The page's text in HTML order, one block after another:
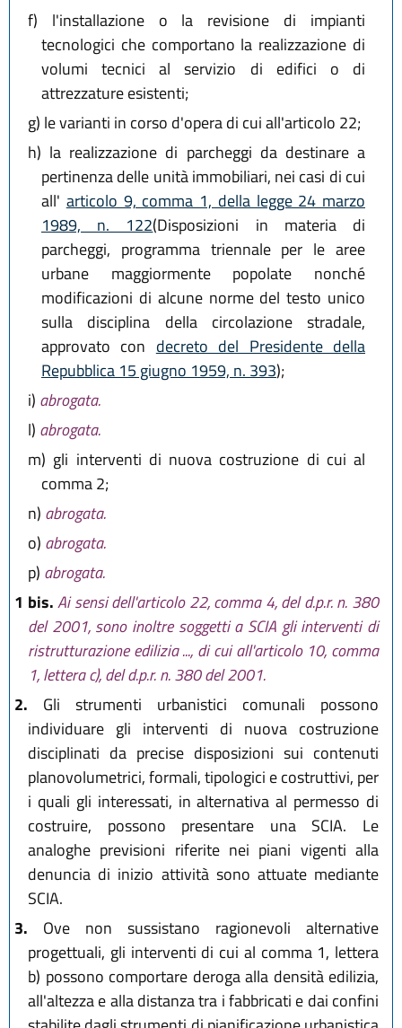
f) l'installazione o la revisione di impianti
tecnologici che comportano la realizzazione di
volumi tecnici al servizio di edifici o di
attrezzature esistenti;
g) le varianti in corso d'opera di cui all'articolo 22;
h) la realizzazione di parcheggi da destinare a
pertinenza delle unità immobiliari, nei casi di cui
all' articolo 9, comma 1, della legge 24 marzo
1989, n. 122(Disposizioni in materia di
parcheggi, programma triennale per le aree
urbane maggiormente popolate nonché
modificazioni di alcune norme del testo unico
sulla disciplina della circolazione stradale,
approvato con decreto del Presidente della
Repubblica 15 giugno 1959, n. 393);
i) abrogata.
l) abrogata.
m) gli interventi di nuova costruzione di cui al
comma 2;
n) abrogata.
o) abrogata.
p) abrogata.
1 bis.Ai sensi dell'articolo 22, comma 4, del d.p.r. n. 380
del 2001, sono inoltre soggetti a SCIA gli interventi di
ristrutturazione edilizia ..., di cui all'articolo 10, comma
1, lettera c), del d.p.r. n. 380 del 2001.
2. Gli strumenti urbanistici comunali possono
individuare gli interventi di nuova costruzione
disciplinati da precise disposizioni sui contenuti
planovolumetrici, formali, tipologici e costruttivi, per
i quali gli interessati, in alternativa al permesso di
costruire, possono presentare una SCIA. Le
analoghe previsioni riferite nei piani vigenti alla
denuncia di inizio attività sono attuate mediante
SCIA.
3. Ove non sussistano ragionevoli alternative
progettuali, gli interventi di cui al comma 1, lettera
b) possono comportare deroga alla densità edilizia,
all'altezza e alla distanza tra i fabbricati e dai confini